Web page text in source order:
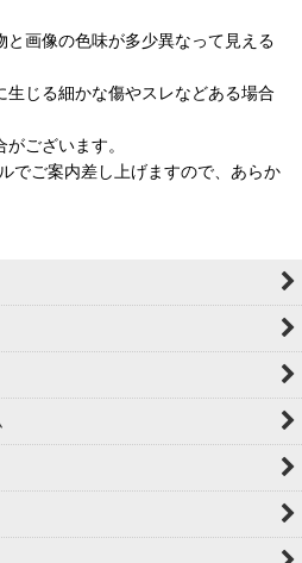
画像の色味が多少異なって見える
じる細かな傷やスレなどある場合
ございます。
でご案内差し上げますので、あらか